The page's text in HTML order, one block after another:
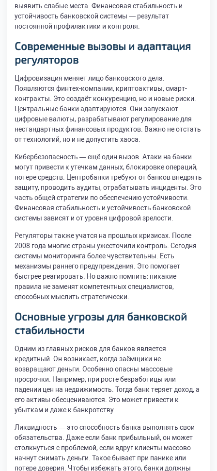
выявить слабые места. Финансовая стабильность и
устойчивость банковской системы — результат
постоянной профилактики и контроля.
Современные вызовы и адаптация
регуляторов
Цифровизация меняет лицо банковского дела.
Появляются финтех-компании, криптоактивы, смарт-
контракты. Это создаёт конкуренцию, но и новые риски.
Центральные банки адаптируются. Они запускают
цифровые валюты, разрабатывают регулирование для
нестандартных финансовых продуктов. Важно не отстать
от технологий, но и не допустить хаоса.
Кибербезопасность — ещё один вызов. Атаки на банки
могут привести к утечкам данных, блокировке операций,
потере средств. Центробанки требуют от банков внедрять
защиту, проводить аудиты, отрабатывать инциденты. Это
часть общей стратегии по обеспечению устойчивости.
Финансовая стабильность и устойчивость банковской
системы зависят и от уровня цифровой зрелости.
Регуляторы также учатся на прошлых кризисах. После
2008 года многие страны ужесточили контроль. Сегодня
системы мониторинга более чувствительны. Есть
механизмы раннего предупреждения. Это помогает
быстрее реагировать. Но важно помнить: никакие
правила не заменят компетентных специалистов,
способных мыслить стратегически.
Основные угрозы для банковской
стабильности
Одним из главных рисков для банков является
кредитный. Он возникает, когда заёмщики не
возвращают деньги. Особенно опасны массовые
просрочки. Например, при росте безработицы или
падении цен на недвижимость. Тогда банк теряет доход, а
его активы обесцениваются. Это может привести к
убыткам и даже к банкротству.
Ликвидность — это способность банка выполнять свои
обязательства. Даже если банк прибыльный, он может
столкнуться с проблемой, если вдруг клиенты массово
начнут снимать деньги. Такое бывает при панике или
потере доверия. Чтобы избежать этого, банки должны